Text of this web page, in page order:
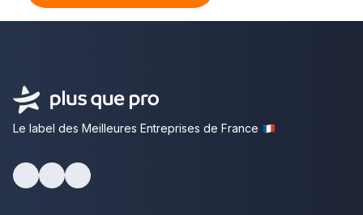
Le label des Meilleures Entreprises de France